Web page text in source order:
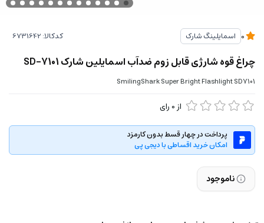
اسمایلینگ شارک کدکالا:
چراغ قوه شارژی قابل زوم ضدآب اسمایلین شارک SD-7101
SmilingShark Super Bright Flashlight SD7101
از 0 رای
پرداخت در چهار قسط بدون کارمزد
امکان خرید اقساطی با دیجی پی
ناموجود